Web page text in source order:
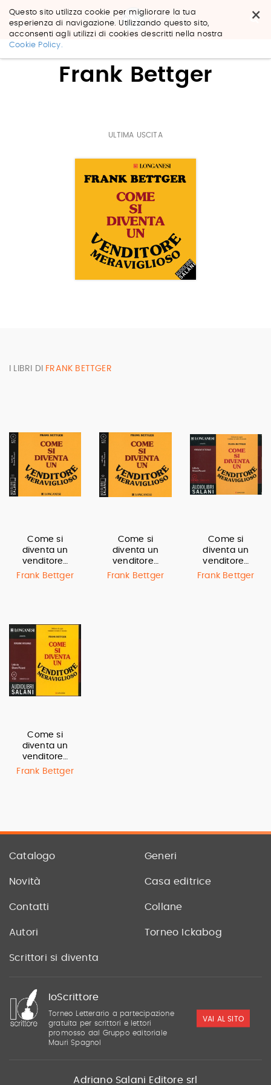
×
Questo sito utilizza cookie per migliorare la tua
esperienza di navigazione. Utilizzando questo sito,
acconsenti agli utilizzi di cookies descritti nella nostra
Cookie Policy.
Salta
Frank Bettger
ULTIMA USCITA
I LIBRI DI FRANK BETTGER
Come si
diventa un
venditore…
Frank Bettger
Come si
diventa un
venditore…
Frank Bettger
Come si
diventa un
venditore…
Frank Bettger
Come si
diventa un
venditore…
Frank Bettger
Catalogo Generi
Novità Casa editrice
Contatti Collane
Autori Torneo Ickabog
Scrittori si diventa
IoScrittore
Torneo Letterario a partecipazione
gratuita per scrittori e lettori
promosso dal Gruppo editoriale
Mauri Spagnol
VAI AL SITO
Adriano Salani Editore srl